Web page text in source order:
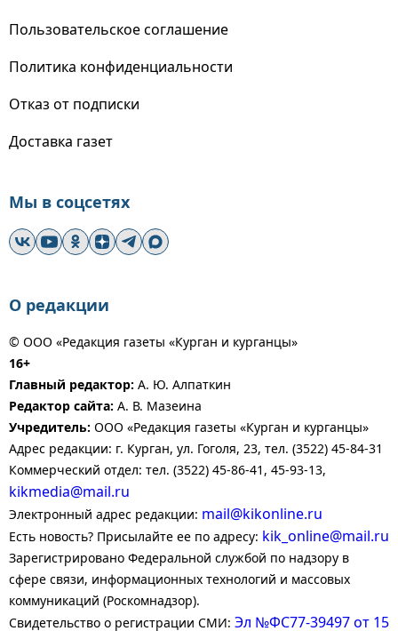
Пользовательское соглашение
Политика конфиденциальности
Отказ от подписки
Доставка газет
Мы в соцсетях
О редакции
© ООО «Редакция газеты «Курган и курганцы»
16+
Главный редактор: А. Ю. Алпаткин
Редактор сайта: А. В. Мазеина
Учредитель: ООО «Редакция газеты «Курган и курганцы»
Адрес редакции: г. Курган, ул. Гоголя, 23, тел. (3522) 45-84-31
Коммерческий отдел: тел. (3522) 45-86-41, 45-93-13,
kikmedia@mail.ru
Электронный адрес редакции: mail@kikonline.ru
Есть новость? Присылайте ее по адресу: kik_online@mail.ru
Зарегистрировано Федеральной службой по надзору в
сфере связи, информационных технологий и массовых
коммуникаций (Роскомнадзор).
Свидетельство о регистрации СМИ: Эл №ФС77-39497 от 15